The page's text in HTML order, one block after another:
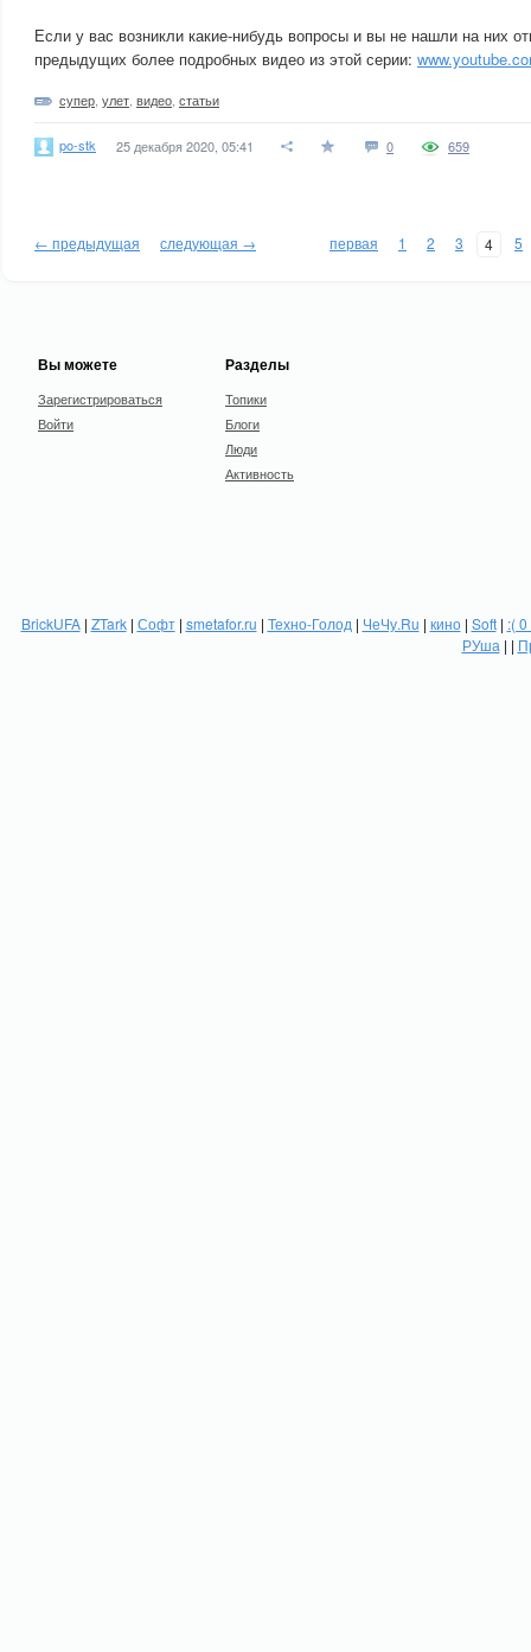
Если у вас возникли какие-нибудь вопросы и вы не нашли на них
предыдущих более подробных видео из этой серии:
супер улет видео статьи
po-stk 25 декабря 2020, 05:41 0 659
← предыдущая следующая → первая 1 2 3 4 5
Вы можете
Зарегистрироваться
Войти
Разделы
Топики
Блоги
Люди
Активность
BrickUFA| ZTark| Софт| smetafor.ru | Техно-Голод | ЧеЧу.Ru | кино| Soft| :(
РУша | |